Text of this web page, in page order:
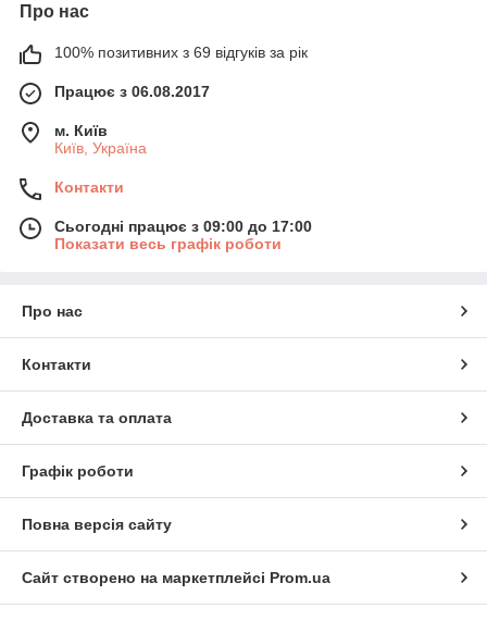
Про нас
100% позитивних з 69 відгуків за рік
Працює з 06.08.2017
м. Київ
Київ, Україна
Контакти
Сьогодні працює з 09:00 до 17:00
Показати весь графік роботи
Про нас
Контакти
Доставка та оплата
Графік роботи
Повна версія сайту
Сайт створено на маркетплейсі Prom.ua